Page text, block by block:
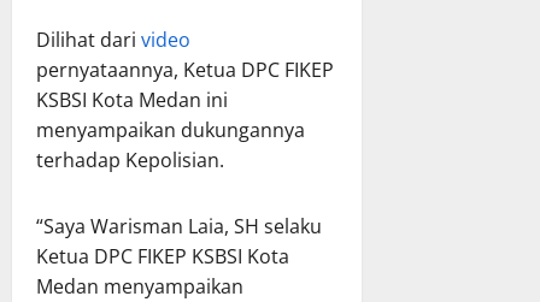
Dilihat dari video
pernyataannya, Ketua DPC FIKEP
KSBSI Kota Medan ini
menyampaikan dukungannya
terhadap Kepolisian.
“Saya Warisman Laia, SH selaku
Ketua DPC FIKEP KSBSI Kota
Medan menyampaikan